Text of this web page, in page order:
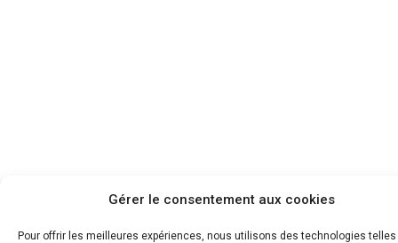
Gérer le consentement aux cookies
Pour offrir les meilleures expériences, nous utilisons des technologies telles